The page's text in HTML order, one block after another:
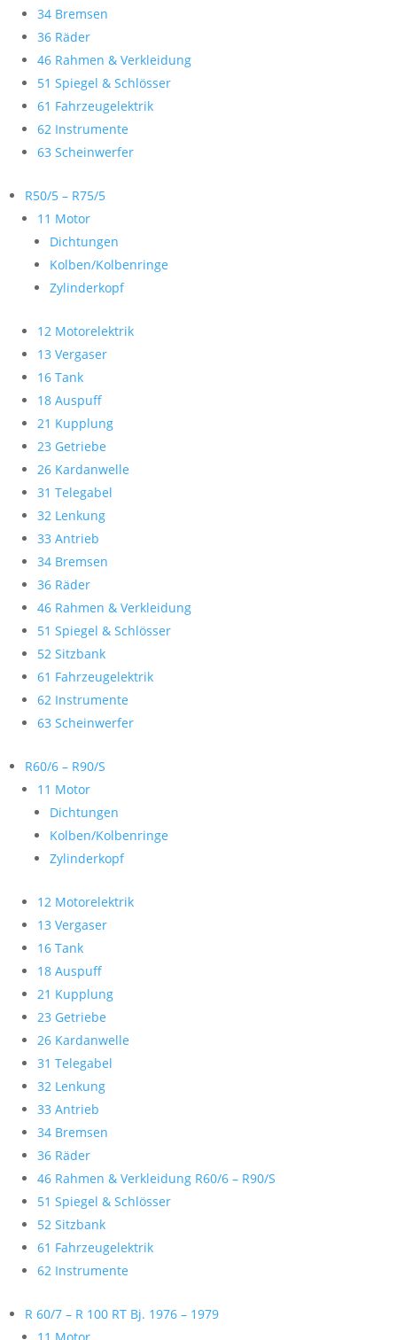
34 Bremsen
36 Räder
46 Rahmen & Verkleidung
51 Spiegel & Schlösser
61 Fahrzeugelektrik
62 Instrumente
63 Scheinwerfer
R50/5 – R75/5
11 Motor
Dichtungen
Kolben/Kolbenringe
Zylinderkopf
12 Motorelektrik
13 Vergaser
16 Tank
18 Auspuff
21 Kupplung
23 Getriebe
26 Kardanwelle
31 Telegabel
32 Lenkung
33 Antrieb
34 Bremsen
36 Räder
46 Rahmen & Verkleidung
51 Spiegel & Schlösser
52 Sitzbank
61 Fahrzeugelektrik
62 Instrumente
63 Scheinwerfer
R60/6 – R90/S
11 Motor
Dichtungen
Kolben/Kolbenringe
Zylinderkopf
12 Motorelektrik
13 Vergaser
16 Tank
18 Auspuff
21 Kupplung
23 Getriebe
26 Kardanwelle
31 Telegabel
32 Lenkung
33 Antrieb
34 Bremsen
36 Räder
46 Rahmen & Verkleidung R60/6 – R90/S
51 Spiegel & Schlösser
52 Sitzbank
61 Fahrzeugelektrik
62 Instrumente
R 60/7 – R 100 RT Bj. 1976 – 1979